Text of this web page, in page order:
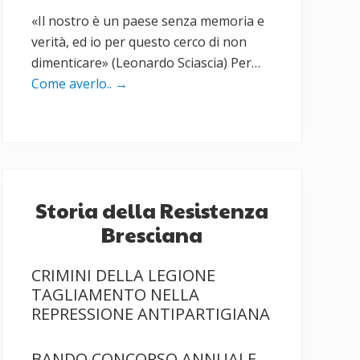
«Il nostro è un paese senza memoria e
verità, ed io per questo cerco di non
dimenticare» (Leonardo Sciascia) Per…
Come averlo.. →
Storia della Resistenza
Bresciana
CRIMINI DELLA LEGIONE
TAGLIAMENTO NELLA
REPRESSIONE ANTIPARTIGIANA